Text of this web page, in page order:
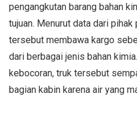
pengangkutan barang bahan
tujuan. Menurut data dari
tersebut membawa kargo
dari berbagai jenis bahan
kebocoran, truk tersebut
bagian kabin karena air yang